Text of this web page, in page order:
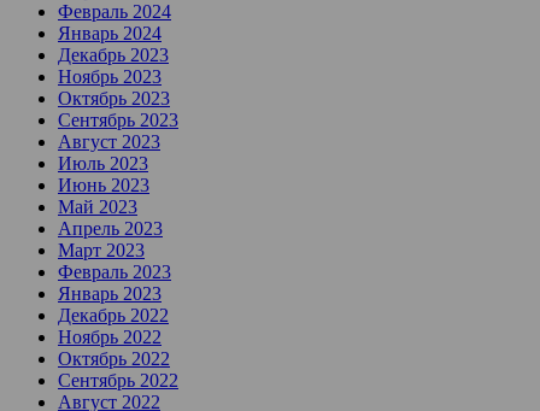
Февраль 2024
Январь 2024
Декабрь 2023
Ноябрь 2023
Октябрь 2023
Сентябрь 2023
Август 2023
Июль 2023
Июнь 2023
Май 2023
Апрель 2023
Март 2023
Февраль 2023
Январь 2023
Декабрь 2022
Ноябрь 2022
Октябрь 2022
Сентябрь 2022
Август 2022